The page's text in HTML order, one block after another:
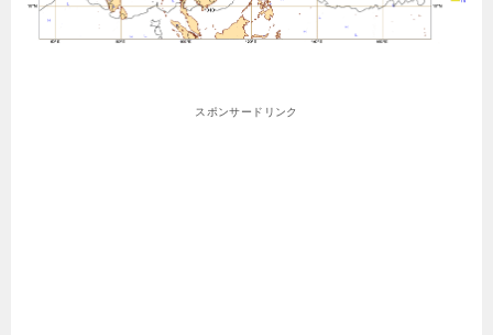
スポンサードリンク